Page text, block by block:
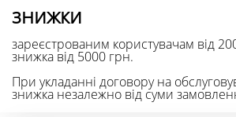
знижки
зареєстрованим користувачам від
знижка від 5000 грн.
При укладанні договору на
знижка незалежно від суми